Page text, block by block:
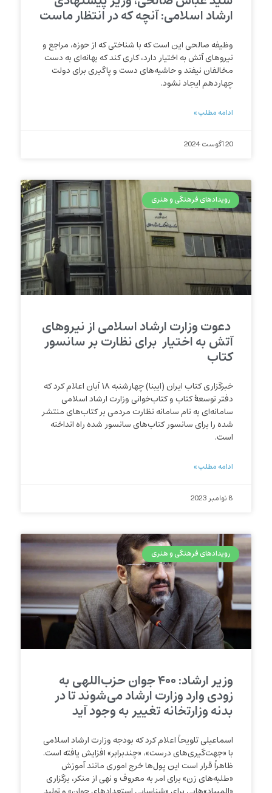
ارشاد اسلامی: آنچه که در انتظار ماست
وظیفه صالحی این است که با شناختی که از حوزه، مراجع و
نیروهای آتش به اختیار دارد، کاری کند که بهانه‌ای به دست
مخالفان نیفتد و حاشیه‌های دست و پاگیری برای دولت
چهاردهم ایجاد نشود.
ادامه مطلب »
20 آگوست 2024
رویدادهای فرهنگی و هنری
دعوت وزارت ارشاد اسلامی از نیروهای
آتش به اختیار برای نظارت بر سانسور
کتاب
خبرگزاری کتاب ایران (ایبنا) چهارشنبه ۱۸ آبان اعلام کرد که
دفتر توسعۀ کتاب و کتاب‌خوانی وزارت ارشاد اسلامی
سامانه‌ای به نام سامانه نظارت مردمی بر کتاب‌های منتشر
شده را برای سانسور کتاب‌های سانسور شده راه انداخته
است.
ادامه مطلب »
8 نوامبر 2023
رویدادهای فرهنگی و هنری
وزیر ارشاد: ۴۰۰ جوان حزب‌اللهی به
زودی وارد وزارت ارشاد مى‌شوند تا در
بدنه وزارتخانه تغییر به وجود آید
اسماعیلی تلویحاً اعلام کرد که بودجه وزارت ارشاد اسلامی
با «جهت‌گیری‌های درست»، «چندبرابر» افزایش یافته است.
ظاهراً قرار است این پول‌ها خرج اموری مانند آموزش
«طلبه‌های زن» برای امر به معروف و نهی از منکر، برگزاری